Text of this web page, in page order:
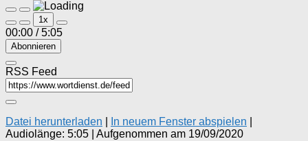
Play
Episode
Pause
Episode
1x
00:00 / 5:05
Abonnieren
RSS Feed
Datei herunterladen In neuem Fenster abspielen
Audiolänge: 5:05
Aufgenommen am 19/09/2020